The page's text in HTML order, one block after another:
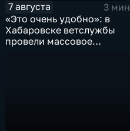
7 августа
3 мин
«Это очень удобно»: в
Хабаровске ветслужбы
провели массовое